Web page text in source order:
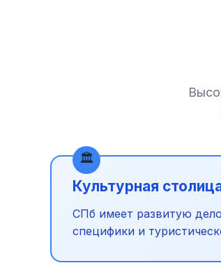
Культурная
СПб имеет развитую
специфики и